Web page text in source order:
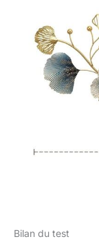
Bilan du test